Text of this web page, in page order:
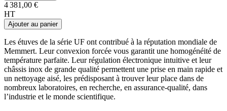
4 381,00 €
HT
Ajouter au panier
Les étuves de la série UF ont contribué à la réputation mondiale de
Memmert. Leur convexion forcée vous garantit une homogénéité de
température parfaite. Leur régulation électronique intuitive et leur
châssis inox de grande qualité permettent une prise en main rapide et
un nettoyage aisé, les prédisposant à trouver leur place dans de
nombreux laboratoires, en recherche, en assurance-qualité, dans
l’industrie et le monde scientifique.